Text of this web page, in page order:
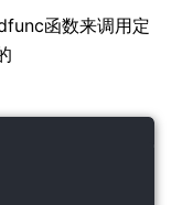
函数来调用定